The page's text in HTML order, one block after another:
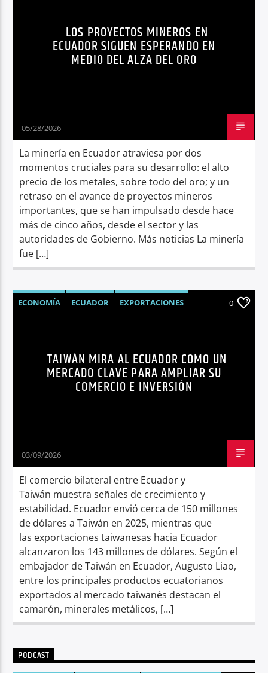
Radio holaLOS PROYECTOS MINEROS EN
ECUADOR SIGUEN ESPERANDO EN
MEDIO DEL ALZA DEL ORO
05/28/2026
La minería en Ecuador atraviesa por dos
momentos cruciales para su desarrollo: el alto
precio de los metales, sobre todo del oro; y un
retraso en el avance de proyectos mineros
importantes, que se han impulsado desde hace
más de cinco años, desde el sector y las
autoridades de Gobierno. Más noticias La minería
fue […]
ECONOMÍA ECUADOR
EXPORTACIONES
0
TAIWÁN MIRA AL ECUADOR COMO UN
MERCADO CLAVE PARA AMPLIAR SU
COMERCIO E INVERSIÓN
03/09/2026
El comercio bilateral entre Ecuador y
Taiwán muestra señales de crecimiento y
estabilidad. Ecuador envió cerca de 150 millones
de dólares a Taiwán en 2025, mientras que
las exportaciones taiwanesas hacia Ecuador
alcanzaron los 143 millones de dólares. Según el
embajador de Taiwán en Ecuador, Augusto Liao,
entre los principales productos ecuatorianos
exportados al mercado taiwanés destacan el
camarón, minerales metálicos, […]
PODCAST